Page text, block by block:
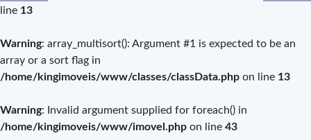
line 13
Warning: array_multisort(): Argument #1 is expected to be an
array or a sort flag in
/home/kingimoveis/www/classes/classData.php on line 13
Warning: Invalid argument supplied for foreach() in
/home/kingimoveis/www/imovel.php on line 43